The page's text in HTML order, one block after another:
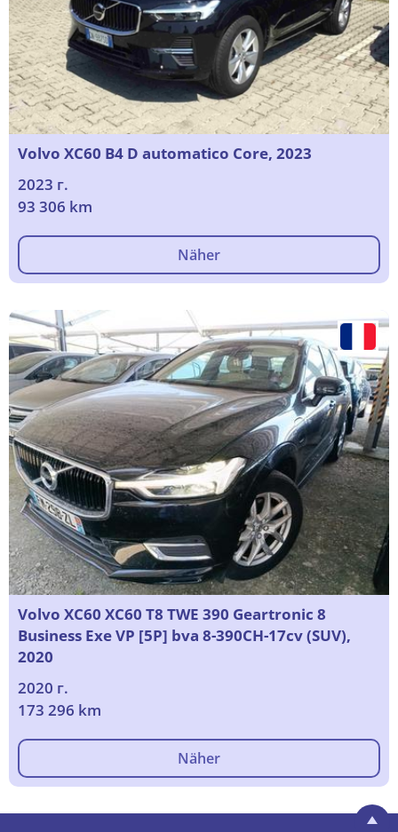
Volvo XC60 B4 D automatico Core, 2023
2023 г.
93 306 km
Näher
Volvo XC60 XC60 T8 TWE 390 Geartronic 8
Business Exe VP [5P] bva 8-390CH-17cv (SUV),
2020
2020 г.
173 296 km
Näher